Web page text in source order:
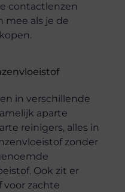
contactlenzen
mee als je de
in verschillende
aparte
reinigers, alles in
zonder
Ook zit er
voor zachte